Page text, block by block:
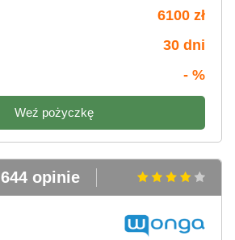
6100 zł
30 dni
- %
Weź pożyczkę
644 opinie